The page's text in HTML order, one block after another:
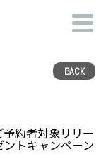
BACK
約者対象リリー
トキャンペーン